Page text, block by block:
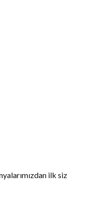
ilk siz